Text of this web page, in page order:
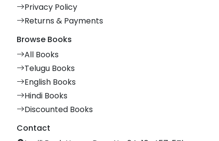
Privacy Policy
Returns & Payments
Browse Books
All Books
Telugu Books
English Books
Hindi Books
Discounted Books
Contact